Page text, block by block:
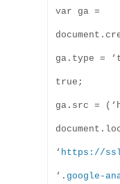
var ga =
ga.type =
true;
ga.src =
‘ https://
‘. google-